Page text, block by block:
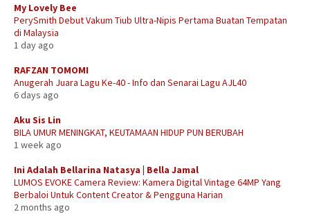
My Lovely Bee
PerySmith Debut Vakum Tiub Ultra-Nipis Pertama Buatan Tempatan
di Malaysia
1 day ago
RAFZAN TOMOMI
Anugerah Juara Lagu Ke-40 - Info dan Senarai Lagu AJL40
6 days ago
Aku Sis Lin
BILA UMUR MENINGKAT, KEUTAMAAN HIDUP PUN BERUBAH
1 week ago
Ini Adalah Bellarina Natasya | Bella Jamal
LUMOS EVOKE Camera Review: Kamera Digital Vintage 64MP Yang
Berbaloi Untuk Content Creator & Pengguna Harian
2 months ago